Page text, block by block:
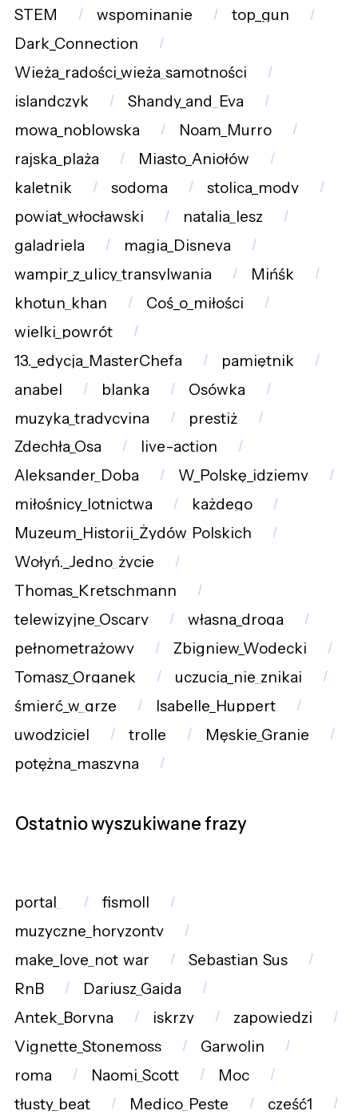
STEM wspominanie
top_gun
Dark_Connection
Wieża_radości_wieża_samotności
islandczyk
Shandy_and_Eva
mowa_noblowska
Noam_Murro
rajska_plaża
Miasto_Aniołów
kaletnik
sodoma
stolica_mody
powiat_włocławski
natalia_lesz
galadriela
magia_Disneya
wampir_z_ulicy_transylwania
Mińśk
khotun_khan
Coś_o_miłości
wielki_powrót
13._edycja_MasterChefa
pamiętnik
anabel
blanka
Osówka
muzyka_tradycyjna
prestiż
Zdechła_Osa
live-action
Aleksander_Doba
W_Polskę_idziemy
miłośnicy_lotnictwa
każdego
Muzeum_Historii_Żydów_Polskich
Wołyń._Jedno_życie
Thomas_Kretschmann
telewizyjne_Oscary
własna_droga
pełnometrażowy
Zbigniew_Wodecki
Tomasz_Organek
uczucia_nie_znikaj
śmierć_w_grze
Isabelle_Huppert
uwodziciel
trolle
Męskie_Granie
potężna_maszyna
Ostatnio wyszukiwane frazy
portal_
fismoll
muzyczne_horyzonty
make_love_not_war
Sebastian_Sus
RnB
Dariusz_Gajda
Antek_Boryna
iskrzy
zapowiedzi
Vignette_Stonemoss
Garwolin
roma
Naomi_Scott
Moc
tłusty_beat
Medico_Peste
cześć1